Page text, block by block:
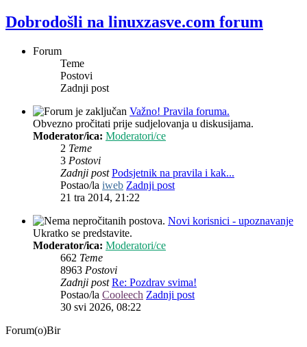
Dobrodošli na linuxzasve.com forum
Forum
Teme
Postovi
Zadnji post
Važno! Pravila foruma.
Obvezno pročitati prije sudjelovanja u diskusijama.
Moderator/ica: Moderatori/ce
2 Teme
3 Postovi
Zadnji post Podsjetnik na pravila i kak...
Postao/la iweb Zadnji post
21 tra 2014, 21:22
Novi korisnici - upoznavanje
Ukratko se predstavite.
Moderator/ica: Moderatori/ce
662 Teme
8963 Postovi
Zadnji post Re: Pozdrav svima!
Postao/la Cooleech Zadnji post
30 svi 2026, 08:22
Forum(o)Bir